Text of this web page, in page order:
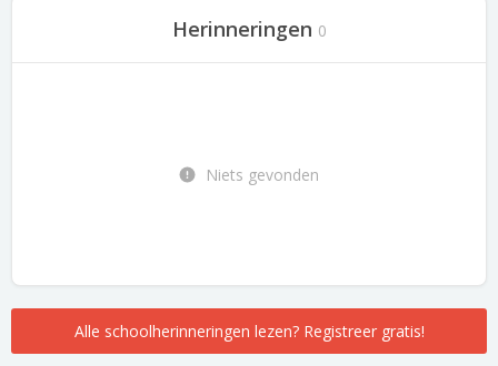
Herinneringen 0
Niets gevonden
Alle schoolherinneringen lezen? Registreer gratis!